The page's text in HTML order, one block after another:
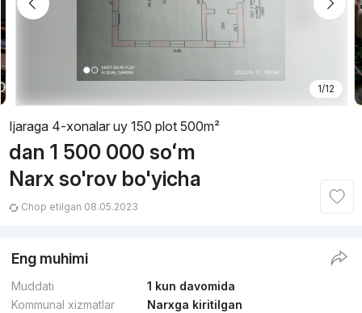
1/12
Ijaraga 4-xonalar uy 150 plot 500m²
dan 1 500 000 soʻm
Narx so'rov bo'yicha
Chop etilgan 08.05.2023
Eng muhimi
Muddati
1 kun davomida
Kommunal xizmatlar
Narxga kiritilgan